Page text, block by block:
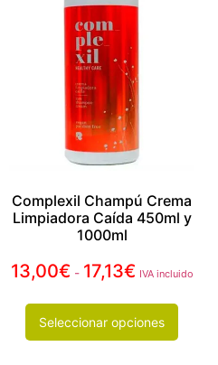
Complexil Champú Crema
Limpiadora Caída 450ml y
1000ml
13,00€ - 17,13€ IVA incluido
Seleccionar opciones